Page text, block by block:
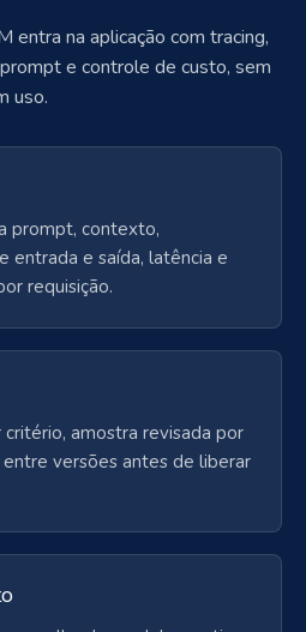
entra na aplicação com tracing,
e controle de custo, sem
uso.
prompt, contexto,
entrada e saída, latência e
requisição.
amostra revisada por
versões antes de liberar